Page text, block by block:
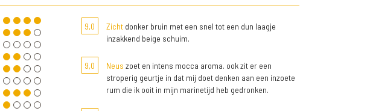
9,0 Zichtdonker bruin met een snel tot een dun laagje
inzakkend beige schuim.
9,0 Neus zoet en intens mocca aroma. ook zit er een
stroperig geurtje in dat mij doet denken aan een inzoete
rum die ik ooit in mijn marinetijd heb gedronken.